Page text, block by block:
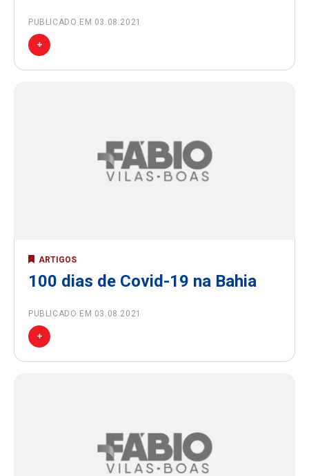
PUBLICADO EM 03.08.2021
ARTIGOS
100 dias de Covid-19 na Bahia
PUBLICADO EM 03.08.2021